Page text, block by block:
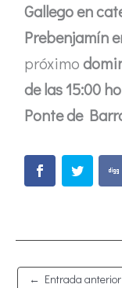
Gallego en
Prebenjamín
próximo
de las 15:00
Ponte de
← Entrada anterior